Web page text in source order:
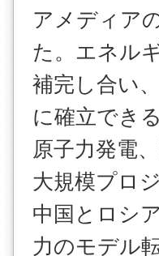
アメディア
た。エネル
補完し合い
に確立でき
原子力発電
大規模プロ
中国とロシ
力のモデル